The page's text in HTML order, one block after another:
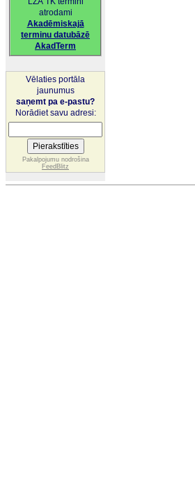
atrodami
Akadēmiskajā
terminu datubāzē
AkadTerm
Vēlaties portāla
jaunumus
saņemt pa e-pastu?
Norādiet savu adresi:
Pakalpojumu nodrošina
FeedBlitz